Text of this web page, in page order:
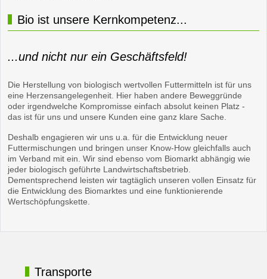
Bio ist unsere Kernkompetenz...
...und nicht nur ein Geschäftsfeld!
Die Herstellung von biologisch wertvollen Futtermitteln ist für uns
eine Herzensangelegenheit. Hier haben andere Beweggründe
oder irgendwelche Kompromisse einfach absolut keinen Platz -
das ist für uns und unsere Kunden eine ganz klare Sache.
Deshalb engagieren wir uns u.a. für die Entwicklung neuer
Futtermischungen und bringen unser Know-How gleichfalls auch
im Verband mit ein. Wir sind ebenso vom Biomarkt abhängig wie
jeder biologisch geführte Landwirtschaftsbetrieb.
Dementsprechend leisten wir tagtäglich unseren vollen Einsatz für
die Entwicklung des Biomarktes und eine funktionierende
Wertschöpfungskette.
Transporte